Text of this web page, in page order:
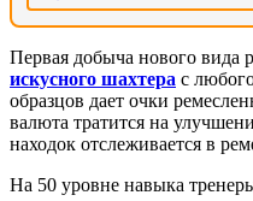
Первая добыча нового вида
искусного шахтера с
образцов дает очки
валюта тратится на
находок отслеживается в
На 50 уровне навыка